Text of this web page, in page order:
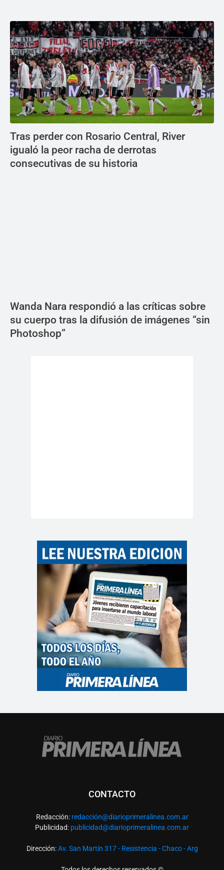
Tras perder con Rosario Central, River
igualó la peor racha de derrotas
consecutivas de su historia
Wanda Nara respondió a las críticas sobre
su cuerpo tras la difusión de imágenes “sin
Photoshop”
CONTACTO
Redacción: redacción@diarioprimeralinea.com.ar
Publicidad: publicidad@diarioprimeralinea.com.ar
Dirección:Av. San Martín 317 - Resistencia - Chaco - Arg